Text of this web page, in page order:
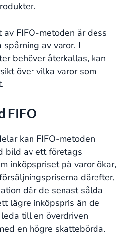
av FIFO-metoden är dess
av varor. I
behöver återkallas, kan
över vilka varor som
FIFO
kan FIFO-metoden
bild av ett företags
inköpspriset på varor ökar,
därefter,
där de senast sålda
lägre inköpspris än de
till en överdriven
en högre skattebörda.